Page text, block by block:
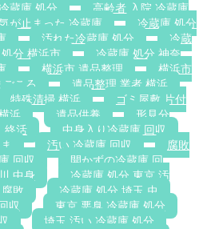
蔵庫 処分
高齢者 入院 冷蔵庫
が止まった 冷蔵庫
冷蔵庫 処分
汚れた冷蔵庫 処分
冷蔵
分 横浜市
冷蔵庫 処分 神奈
横浜市 遺品整理
横浜市
ころ
遺品整理 業者 横浜
特殊清掃 横浜
ゴミ屋敷 片付
浜 遺品供養
形見分
終活
中身入り冷蔵庫 回収
汚い 冷蔵庫 回収
腐敗
回収
開かずの冷蔵庫 回
中身
冷蔵庫 処分 東京 汚
敗
冷蔵庫 処分 埼玉 虫
収
東京 悪臭 冷蔵庫 処分
埼玉 汚い 冷蔵庫 処分